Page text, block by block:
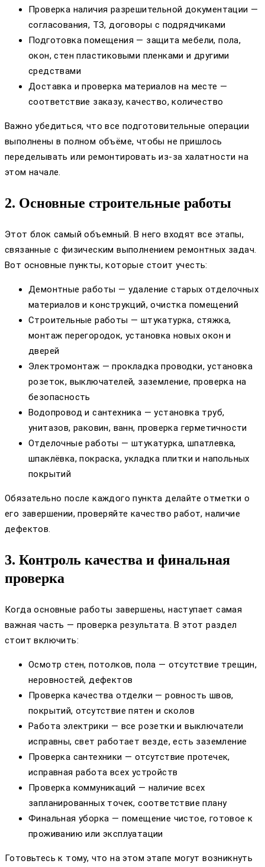
Проверка наличия разрешительной документации —
согласования, ТЗ, договоры с подрядчиками
Подготовка помещения — защита мебели, пола,
окон, стен пластиковыми пленками и другими
средствами
Доставка и проверка материалов на месте —
соответствие заказу, качество, количество
Важно убедиться, что все подготовительные операции
выполнены в полном объёме, чтобы не пришлось
переделывать или ремонтировать из-за халатности на
этом начале.
2. Основные строительные работы
Этот блок самый объемный. В него входят все этапы,
связанные с физическим выполнением ремонтных задач.
Вот основные пункты, которые стоит учесть:
Демонтные работы — удаление старых отделочных
материалов и конструкций, очистка помещений
Строительные работы — штукатурка, стяжка,
монтаж перегородок, установка новых окон и
дверей
Электромонтаж — прокладка проводки, установка
розеток, выключателей, заземление, проверка на
безопасность
Водопровод и сантехника — установка труб,
унитазов, раковин, ванн, проверка герметичности
Отделочные работы — штукатурка, шпатлевка,
шпаклёвка, покраска, укладка плитки и напольных
покрытий
Обязательно после каждого пункта делайте отметки о
его завершении, проверяйте качество работ, наличие
дефектов.
3. Контроль качества и финальная
проверка
Когда основные работы завершены, наступает самая
важная часть — проверка результата. В этот раздел
стоит включить:
Осмотр стен, потолков, пола — отсутствие трещин,
неровностей, дефектов
Проверка качества отделки — ровность швов,
покрытий, отсутствие пятен и сколов
Работа электрики — все розетки и выключатели
исправны, свет работает везде, есть заземление
Проверка сантехники — отсутствие протечек,
исправная работа всех устройств
Проверка коммуникаций — наличие всех
запланированных точек, соответствие плану
Финальная уборка — помещение чистое, готовое к
проживанию или эксплуатации
Готовьтесь к тому, что на этом этапе могут возникнуть